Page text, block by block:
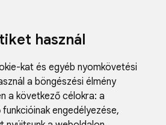
használ
kat és egyéb nyomkövetési
a böngészési élmény
a következő célokra: a
engedélyezése,